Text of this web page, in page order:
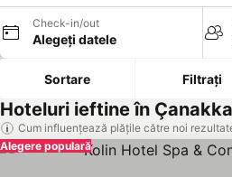
Check-in/out
Alegeți datele
Sortare Filtrați
Hoteluri ieftine în
Cum influențează plățile către noi
Alegere populară